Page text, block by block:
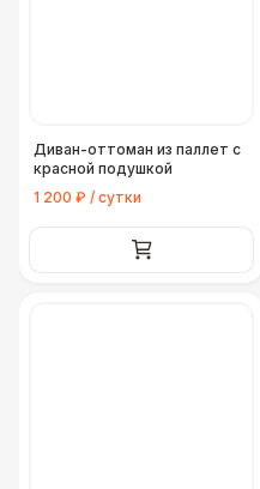
Диван-оттоман из паллет с
красной подушкой
1 200 ₽ / сутки